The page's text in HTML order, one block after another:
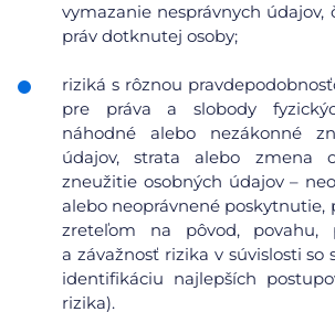
vymazanie nesprávnych údajov,
práv dotknutej osoby;
riziká s rôznou
pre práva a slobody
náhodné alebo nezákonné
údajov, strata alebo zmena
zneužitie osobných údajov –
alebo neoprávnené poskytnutie,
zreteľom na pôvod, povahu,
a závažnosť rizika v súvislosti so
identifikáciu najlepších
rizika).